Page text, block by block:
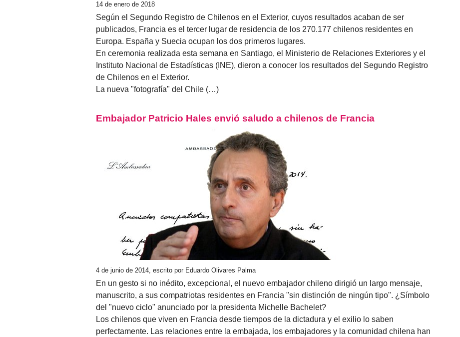
14 de enero de 2018
Según el Segundo Registro de Chilenos en el Exterior, cuyos resultados acaban de ser
publicados, Francia es el tercer lugar de residencia de los 270.177 chilenos residentes en
Europa. España y Suecia ocupan los dos primeros lugares.
En ceremonia realizada esta semana en Santiago, el Ministerio de Relaciones Exteriores y el
Instituto Nacional de Estadísticas (INE), dieron a conocer los resultados del Segundo Registro
de Chilenos en el Exterior.
La nueva "fotografía" del Chile (…)
Embajador Patricio Hales envió saludo a chilenos de Francia
4 de junio de 2014, escrito por Eduardo Olivares Palma
En un gesto si no inédito, excepcional, el nuevo embajador chileno dirigió un largo mensaje,
manuscrito, a sus compatriotas residentes en Francia "sin distinción de ningún tipo". ¿Símbolo
del "nuevo ciclo" anunciado por la presidenta Michelle Bachelet?
Los chilenos que viven en Francia desde tiempos de la dictadura y el exilio lo saben
perfectamente. Las relaciones entre la embajada, los embajadores y la comunidad chilena han